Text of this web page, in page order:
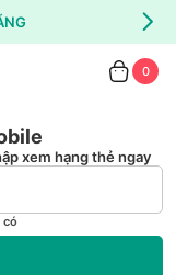
0
xem hạng thẻ ngay
có